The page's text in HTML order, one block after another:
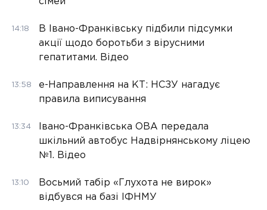
14:18
В Івано-Франківську підбили підсумки
акції щодо боротьби з вірусними
гепатитами. Відео
13:58
е-Направлення на КТ: НСЗУ нагадує
правила виписування
13:34
Івано-Франківська ОВА передала
шкільний автобус Надвірнянському ліцею
№1. Відео
13:10
Восьмий табір «Глухота не вирок»
відбувся на базі ІФНМУ